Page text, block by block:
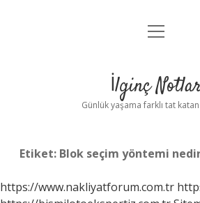
Anasayfa
Yasal Uyarı
menüyü
İlginç
Günlük yaşama farklı tat
Etiket: Blok seçim yöntemi
https://www.nakliyatforum.com.tr